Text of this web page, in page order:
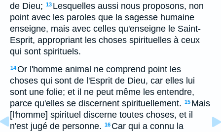
de Dieu; 13 Lesquelles aussi nous proposons, non
point avec les paroles que la sagesse humaine
enseigne, mais avec celles qu'enseigne le Saint-
Esprit, appropriant les choses spirituelles à ceux
qui sont spirituels.
14Or l'homme animal ne comprend point les
choses qui sont de l'Esprit de Dieu, car elles lui
sont une folie; et il ne peut même les entendre,
parce qu'elles se discernent spirituellement. 15 Mais
[l'homme] spirituel discerne toutes choses, et il
n'est jugé de personne. 16 Car qui a connu la